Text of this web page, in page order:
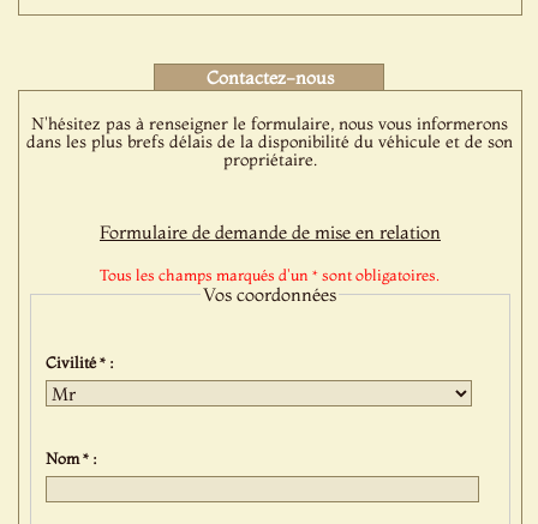
Contactez-nous
N'hésitez pas à renseigner le formulaire, nous vous informerons
dans les plus brefs délais de la disponibilité du véhicule et de son
propriétaire.
Formulaire de demande de mise en relation
Tous les champs marqués d'un * sont obligatoires.
Vos coordonnées
Civilité * :
Nom * :